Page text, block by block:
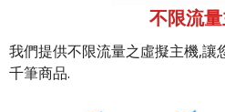
不限流
我們提供不限流量之虛擬主機,讓
千筆商品.